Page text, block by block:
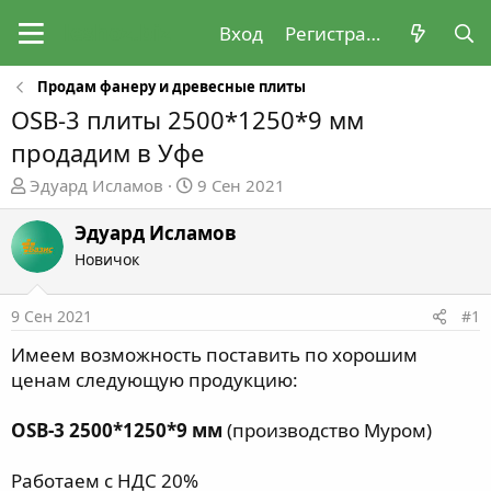
Вход Регистрация
Продам фанеру и древесные плиты
OSB-3 плиты 2500*1250*9 мм
продадим в Уфе
А
в
о
р
е
ы
Эдуард Исламов
Д
а
т
а
л
а
9 Сен 2021
Эдуард Исламов
Новичок
9 Сен 2021 #1
Имеем возможность поставить по хорошим
ценам следующую продукцию:
OSB-3 2500*1250*9 мм (производство Муром)
Работаем с НДС 20%